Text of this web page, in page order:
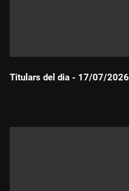
Titulars del dia - 17/07/2026